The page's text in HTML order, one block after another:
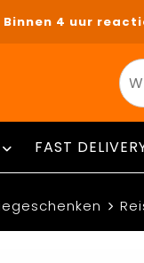
Binnen 4 uur
FAST